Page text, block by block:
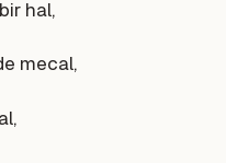
hal,
mecal,